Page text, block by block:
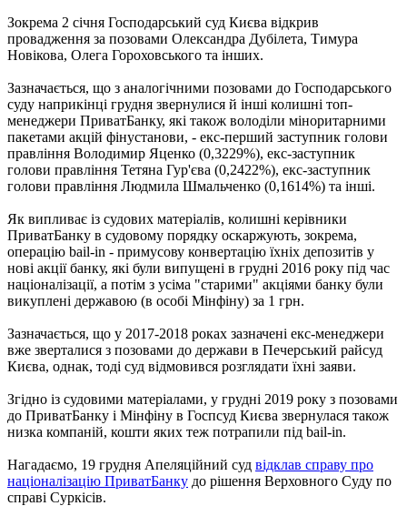
Зокрема 2 січня Господарський суд Києва відкрив
провадження за позовами Олександра Дубілета, Тимура
Новікова, Олега Гороховського та інших.
Зазначається, що з аналогічними позовами до Господарського
суду наприкінці грудня звернулися й інші колишні топ-
менеджери ПриватБанку, які також володіли міноритарними
пакетами акцій фінустанови, - екс-перший заступник голови
правління Володимир Яценко (0,3229%), екс-заступник
голови правління Тетяна Гур'єва (0,2422%), екс-заступник
голови правління Людмила Шмальченко (0,1614%) та інші.
Як випливає із судових матеріалів, колишні керівники
ПриватБанку в судовому порядку оскаржують, зокрема,
операцію bail-in - примусову конвертацію їхніх депозитів у
нові акції банку, які були випущені в грудні 2016 року під час
націоналізації, а потім з усіма "старими" акціями банку були
викуплені державою (в особі Мінфіну) за 1 грн.
Зазначається, що у 2017-2018 роках зазначені екс-менеджери
вже зверталися з позовами до держави в Печерський райсуд
Києва, однак, тоді суд відмовився розглядати їхні заяви.
Згідно із судовими матеріалами, у грудні 2019 року з позовами
до ПриватБанку і Мінфіну в Госпсуд Києва звернулася також
низка компаній, кошти яких теж потрапили під bail-in.
Нагадаємо, 19 грудня Апеляційний суд відклав справу про
націоналізацію ПриватБанку до рішення Верховного Суду по
справі Суркісів.